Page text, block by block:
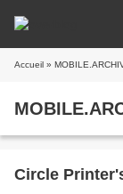
Accueil »
Circle